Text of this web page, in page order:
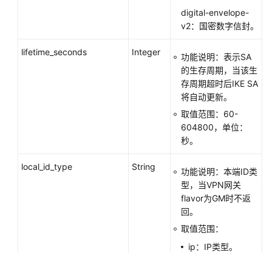
digital-envelope-
v2：国密数字信封。
lifetime_seconds Integer
功能说明：表示SA
的生存周期，当该生
存周期超时后IKE SA
将自动更新。
取值范围：60-
604800，单位：
秒。
local_id_type String
功能说明：本端ID类
型，当VPN网关
flavor为GM时不返
回。
取值范围：
ip：IP类型。